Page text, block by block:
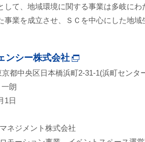
て、地域環境に関する事業は多岐に
業を成立させ、ＳＣを中心にした地域
ンシー株式会社
都中央区日本橋浜町2-31-1(浜町センタ
朗
1日
ネジメント株式会社